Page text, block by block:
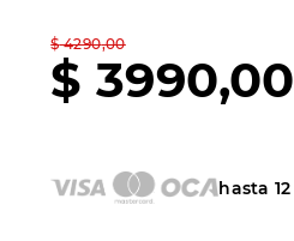
$ 4290,00
$ 3990,00
hasta12